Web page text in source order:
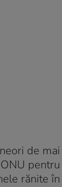
de
rănite